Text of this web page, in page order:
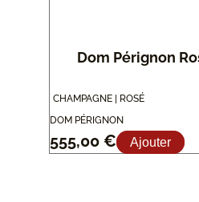
Dom Pérignon
CHAMPAGNE | ROSÉ
DOM PÉRIGNON
555,00 € Ajouter